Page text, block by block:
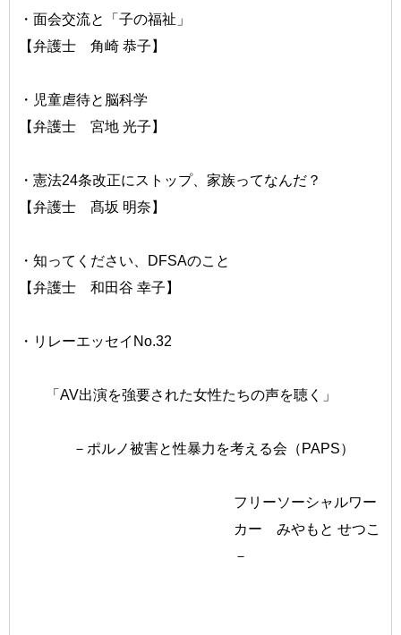
・面会交流と「子の福祉」
【弁護士 角崎 恭子】
・児童虐待と脳科学
【弁護士 宮地 光子】
・憲法24条改正にストップ、家族ってなんだ？
【弁護士 髙坂 明奈】
・知ってください、DFSAのこと
【弁護士 和田谷 幸子】
・リレーエッセイNo.32
「AV出演を強要された女性たちの声を聴く」
－ポルノ被害と性暴力を考える会（PAPS）
フリーソーシャルワー
カー みやもと せつこ
－